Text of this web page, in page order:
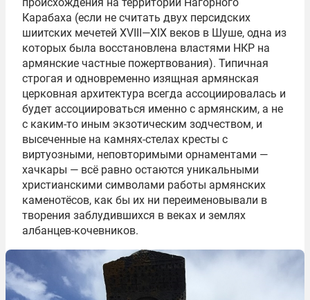
Карабаха (если не считать двух персидских
шиитских мечетей XVIII—XIX веков в Шуше, одна из
которых была восстановлена властями НКР на
армянские частные пожертвования). Типичная
строгая и одновременно изящная армянская
церковная архитектура всегда ассоциировалась и
будет ассоциироваться именно с армянским, а не
с каким-то иным экзотическим зодчеством, и
высеченные на камнях-стелах кресты с
виртуозными, неповторимыми орнаментами —
хачкары — всё равно остаются уникальными
христианскими символами работы армянских
каменотёсов, как бы их ни переименовывали в
творения заблудившихся в веках и землях
албанцев-кочевников.